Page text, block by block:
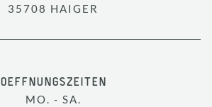
35708 HAIGER
Oeffnungszeiten
MO. - SA.